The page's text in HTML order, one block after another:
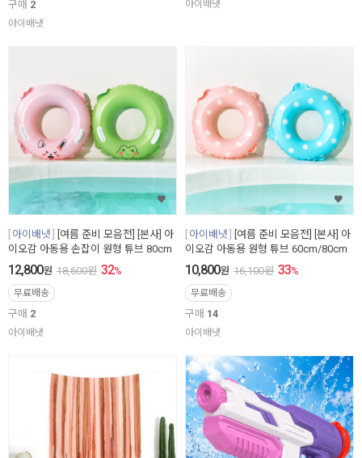
구매 2
아이배냇
아이배냇
아이배냇
[여름 준비 모음전] [본사] 아
이오감 아동용 손잡이 원형 튜브 80cm
12,800원 18,600원 32%
무료배송
구매 2
아이배냇
아이배냇
[여름 준비 모음전] [본사] 아
이오감 아동용 원형 튜브 60cm/80cm
10,800원 16,100원 33%
무료배송
구매 14
아이배냇